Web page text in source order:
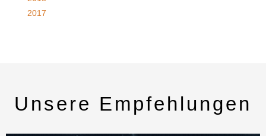
2017
Unsere Empfehlungen